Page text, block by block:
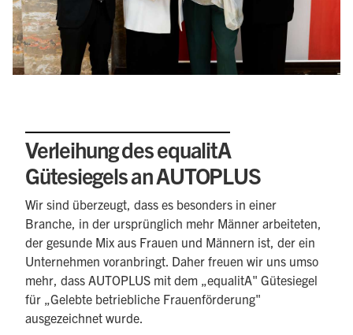
Verleihung des equalitA
Gütesiegels an AUTOPLUS
Wir sind überzeugt, dass es besonders in einer
Branche, in der ursprünglich mehr Männer arbeiteten,
der gesunde Mix aus Frauen und Männern ist, der ein
Unternehmen voranbringt. Daher freuen wir uns umso
mehr, dass AUTOPLUS mit dem „equalitA" Gütesiegel
für „Gelebte betriebliche Frauenförderung"
ausgezeichnet wurde.